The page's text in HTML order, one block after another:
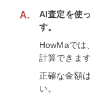
A.
AI査定を使
す。
HowMaでは
計算できます
正確な金額
い。